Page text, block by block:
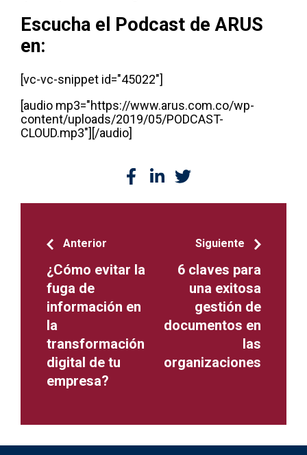
Escucha el Podcast de ARUS
en:
[vc-vc-snippet id="45022"]
[audio mp3="https://www.arus.com.co/wp-
content/uploads/2019/05/PODCAST-
CLOUD.mp3"][/audio]
Anterior
¿Cómo evitar la
fuga de
información en
la
transformación
digital de tu
empresa?
Siguiente
6 claves para
una exitosa
gestión de
documentos en
las
organizaciones